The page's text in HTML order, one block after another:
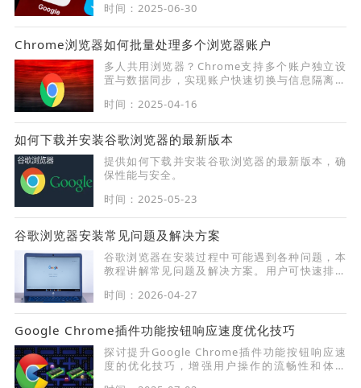
时间：2025-06-30
Chrome浏览器如何批量处理多个浏览器账户
多人共用浏览器？Chrome支持多个账户独立设
置与数据同步，实现账户快速切换与信息隔离，
时间：2025-04-16
如何下载并安装谷歌浏览器的最新版本
提供如何下载并安装谷歌浏览器的最新版本，确
保性能与安全。
时间：2025-05-23
谷歌浏览器安装常见问题及解决方案
谷歌浏览器在安装过程中可能遇到各种问题，本
教程讲解常见问题及解决方案。用户可快速排查
时间：2026-04-27
Google Chrome插件功能按钮响应速度优化技巧
探讨提升Google Chrome插件功能按钮响应速
度的优化技巧，增强用户操作的流畅性和体验